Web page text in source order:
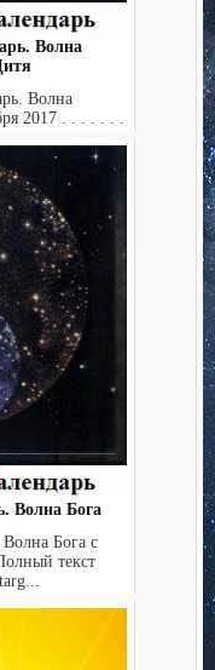
Волна
Волна
2017 . . . . . . .
Волна Бога
Бога с
текст